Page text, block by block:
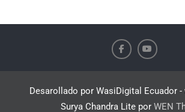
Desarollado por WasiDigital Ecuador
Surya Chandra Lite por WEN